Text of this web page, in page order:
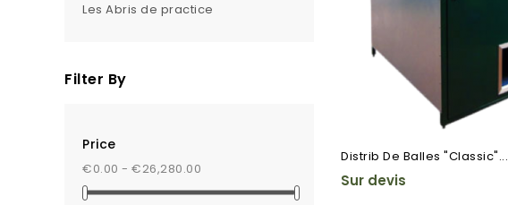
Les Abris de practice
Filter By
Price
€0.00 - €26,280.00
Distrib De Balles "Classic"...
Sur devis